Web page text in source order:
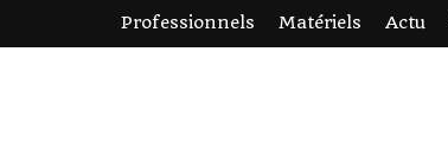
Professionnels Matériels Actu